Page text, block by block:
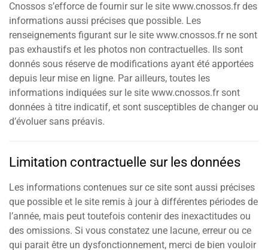
Cnossos s’efforce de fournir sur le site www.cnossos.fr des
informations aussi précises que possible. Les
renseignements figurant sur le site www.cnossos.fr ne sont
pas exhaustifs et les photos non contractuelles. Ils sont
donnés sous réserve de modifications ayant été apportées
depuis leur mise en ligne. Par ailleurs, toutes les
informations indiquées sur le site www.cnossos.fr sont
données à titre indicatif, et sont susceptibles de changer ou
d’évoluer sans préavis.
Limitation contractuelle sur les données
Les informations contenues sur ce site sont aussi précises
que possible et le site remis à jour à différentes périodes de
l’année, mais peut toutefois contenir des inexactitudes ou
des omissions. Si vous constatez une lacune, erreur ou ce
qui parait être un dysfonctionnement, merci de bien vouloir